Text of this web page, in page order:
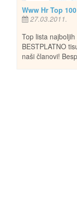
Www Hr Top 100
27.03.2011.
Top lista
BESTPLATNO
naši članovi!